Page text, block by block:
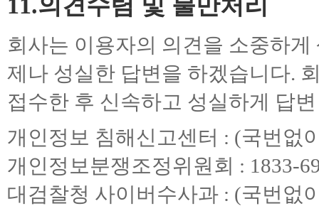
11.의견수렴 및 불만처리
회사는 이용자의 의견을 소중하
제나 성실한 답변을 하겠습니다.
접수한 후 신속하고 성실하게 답
개인정보 침해신고센터 : (국번없
개인정보분쟁조정위원회 : 1833-
대검찰청 사이버수사과 : (국번없